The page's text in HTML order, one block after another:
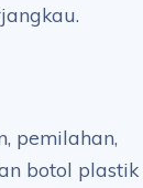
pemilahan,
botol plastik